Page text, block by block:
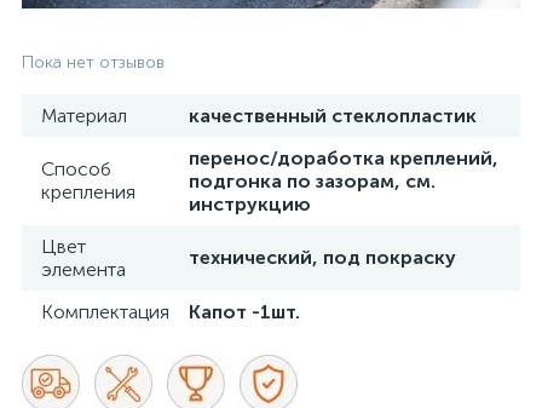
Пока нет отзывов
Материал качественный стеклопластик
Способ
крепления
перенос/доработка креплений,
подгонка по зазорам, см.
инструкцию
Цвет
элемента
технический, под покраску
Комплектация Капот -1шт.